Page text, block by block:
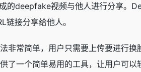
的deepfake视频与他人进行分享。
链接分享给他人。
非常简单，用户只需要上传要进行
了一个简单易用的工具，让用户可以